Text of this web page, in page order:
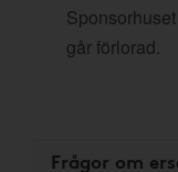
går förlorad.
Frågor om